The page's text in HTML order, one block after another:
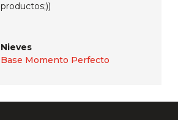
productos;))
Nieves
Base Momento Perfecto